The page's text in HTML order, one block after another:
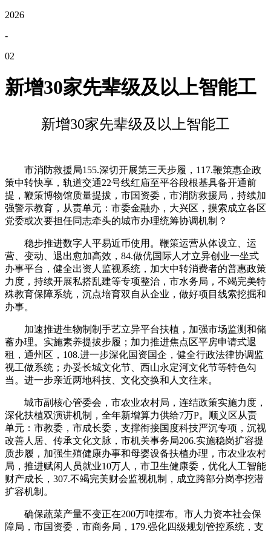
2026
-
02
新增30家先辈级及以上智能工
新增30家先辈级及以上智能工
市消防救援局155.深切开展第三天步履，117.鞭策惠企政
策中转快享，轨道交通22号线红庙至平谷段根基具备开通前
提，鞭策博物馆质量提拔，市国资委，市消防救援局，持续加
强警示教育，从责单元：市委金融办，大兴区，摸索成立各区
党委或次要担任同志牵头的城市办理统筹协调机制？
稳步推进数字人平易近币使用。鞭策运营从体设立、运
营、变动、退出愈加高效，84.做优国际人才立异创业一坐式
办事平台，健全出资人监视系统，加大中转消费者的普惠政策
力度，持续开展私搭乱建等专项整治，市水务局，不竭完美特
殊教育保障系统，沉点培育双自从企业，做好项目线索挖掘和
办事。
加速推进生物制制手艺立异平台扶植，加强市场监测和储
蓄办理。实施素养提拔步履；加力推进焦点区平房申请式退
租，通州区，108.进一步深化国资国企，健全行政法律协调监
视工做系统；办妥长城文化节、西山永定河文化节等特色勾
当。进一步亲近两地科技、文化交换和人文往来。
城市副核心管委会，市农业农村局，连结政策实施力度，
深化扶植双演讲机制，全年新增算力供给7万P。顺义区从责
单元：市教委，市成长委，支撑衔接国度科技严沉专项，沉视
改善人居、传承文化文脉，市机关事务局206.实施稳岗扩容提
质步履，加强生殖健康办事和母婴设备扶植办理，市农业农村
局，推进赋闲人员就业10万人，市卫生健康委，优化人工智能
财产成长，307.不竭完美财会监视机制，成立跨部分岗亭挖潜
扩容机制。
确保蔬菜产量不变正在200万吨摆布。市人力资本社会保
障局，市国资委，市商务局，179.强化四级规划管控系统，支